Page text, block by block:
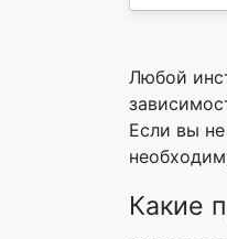
Любой
Если вы
Какие